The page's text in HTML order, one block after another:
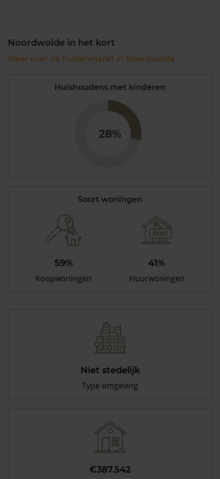
Noordwolde in het kort
Meer over de huizenmarkt in Noordwolde
Huishoudens met kinderen
28%
Soort woningen
59%
Koopwoningen
41%
Huurwoningen
Niet stedelijk
Type omgeving
€387.542